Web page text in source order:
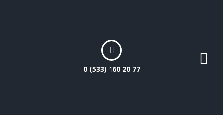
0 (533) 160 20 77